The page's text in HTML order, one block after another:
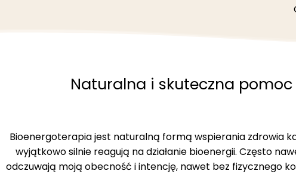
Naturalna i skuteczna
Bioenergoterapia jest naturalną formą wspierania zdrowia
wyjątkowo silnie reagują na działanie bioenergii. Często
odczuwają moją obecność i intencję, nawet bez fizycznego